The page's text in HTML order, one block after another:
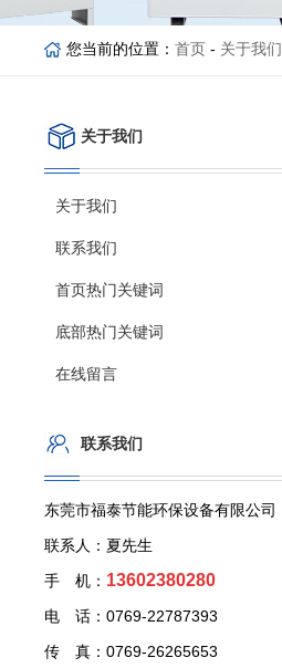
您当前的位置： 首页 - 关于我们
关于我们
关于我们
联系我们
首页热门关键词
底部热门关键词
在线留言
联系我们
东莞市福泰节能环保设备有限公司
联系人：夏先生
手 机： 13602380280
电 话：0769-22787393
传 真：0769-26265653